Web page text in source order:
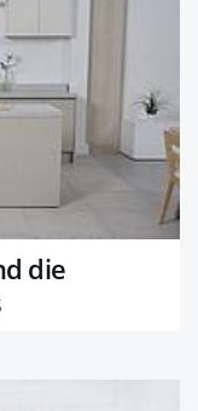
die